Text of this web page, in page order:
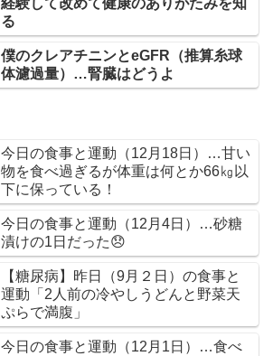
る
僕のクレアチニンとeGFR（推算糸球
体濾過量）…腎臓はどうよ
今日の食事と運動（12月18日）…甘い
物を食べ過ぎるが体重は何とか66㎏以
下に保っている！
今日の食事と運動（12月4日）…砂糖
漬けの1日だった😞
【糖尿病】昨日（9月２日）の食事と
運動「2人前の冷やしうどんと野菜天
ぷらで満腹」
今日の食事と運動（12月1日）…食べ